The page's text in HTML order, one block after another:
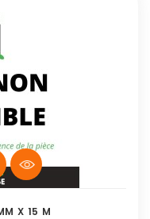
X 15 M